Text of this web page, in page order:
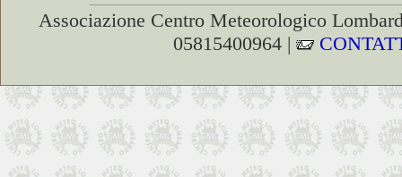
Associazione Centro Meteorologico
05815400964 |